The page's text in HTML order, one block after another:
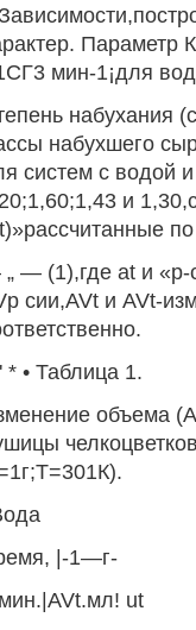
Параметр
мин-1¡для
набухания
набухшего
систем с водой
и
— (1),где at и «р-
сии,AVt и AVt-
* • Таблица 1.
объема
|-1—г-
ut